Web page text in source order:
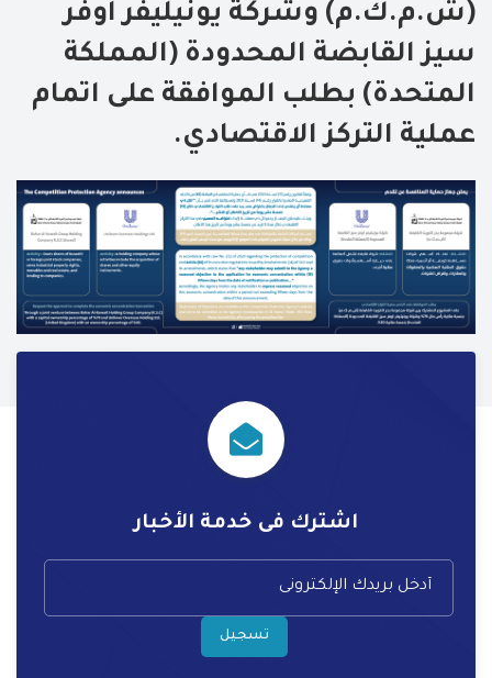
(ش.م.ك.م) وشركة يونيليفر اوفر
سيز القابضة المحدودة (المملكة
المتحدة) بطلب الموافقة على اتمام
عملية التركز الاقتصادي.
اشترك فى خدمة الأخبار
تسجيل